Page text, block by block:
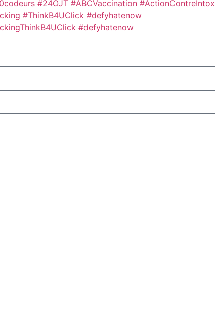
#24OJT #ABCVaccination #ActionContreIntox
#ThinkB4UClick #defyhatenow
#defyhatenow